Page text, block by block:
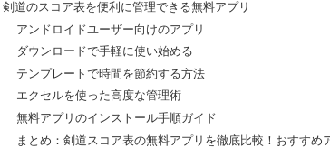
剣道のスコア表を便利に管理できる無料アプリ
アンドロイドユーザー向けのアプリ
ダウンロードで手軽に使い始める
テンプレートで時間を節約する方法
エクセルを使った高度な管理術
無料アプリのインストール手順ガイド
まとめ：剣道スコア表の無料アプリを徹底比較！おすすめ